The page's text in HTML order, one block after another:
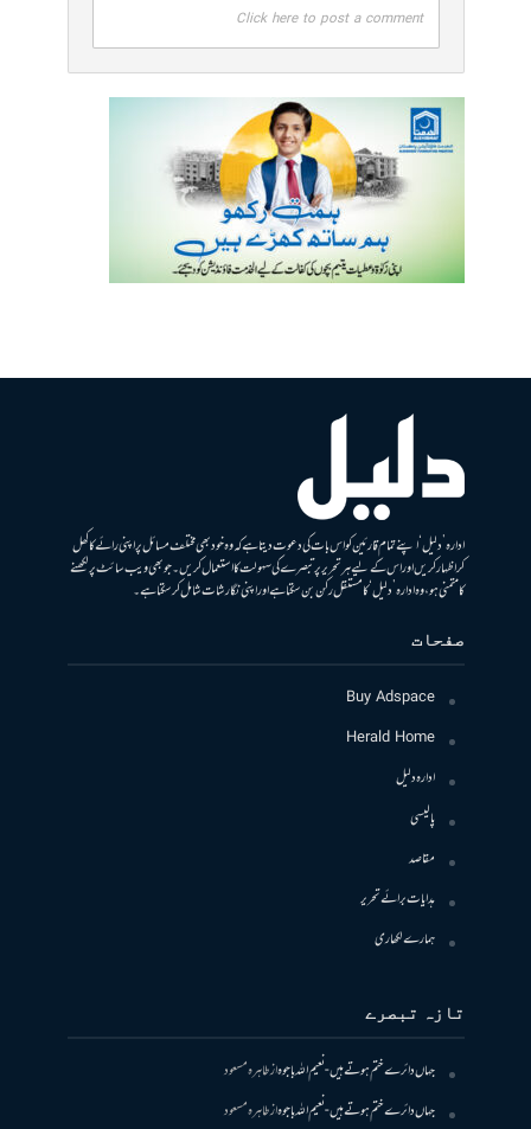
Click here to post a comment
ادارہ ’دلیل‘ اپنے تمام قارئین کو اس بات کی دعوت دیتا ہے کہ وہ خود بھی مختلف مسائل پر اپنی رائے کا کھل
کر اظہار کریں اور اس کے لیے ہر تحریر پر تبصرے کی سہولت کا استعمال کریں۔ جو بھی ویب سائٹ پر لکھنے
کا متمنی ہو، وہ ادارہ ’دلیل‘ کا مستقل رکن بن سکتا ہے اور اپنی نگارشات شامل کرسکتا ہے۔
صفحات
Buy Adspace
Herald Home
ادارہ دلیل
پالیسی
مقاصد
ہدایات برائے تحریر
ہمارے لکھاری
تازہ تبصرے
جہاں دائرے ختم ہوتے ہیں- نعیم اللہ باجوہازطاہرہ مسعود
جہاں دائرے ختم ہوتے ہیں- نعیم اللہ باجوہازطاہرہ مسعود